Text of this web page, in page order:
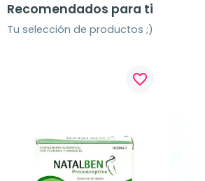
Recomendados para ti
Tu selección de productos ;)
favorite_border